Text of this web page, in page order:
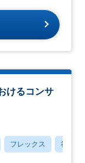
けるコンサ
フレックス 社宅・